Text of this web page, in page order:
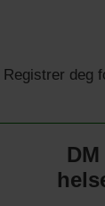
Registrer deg